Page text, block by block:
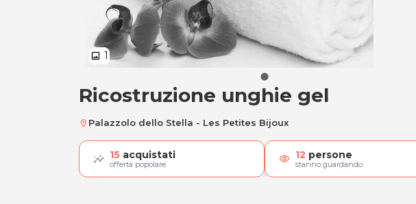
image 1
Ricostruzione unghie gel
Ricostruzione unghie gel
location_on Palazzolo dello Stella - Les Petites Bijoux
15 acquistati
offerta popolare visibility 12 persone
stanno guardando